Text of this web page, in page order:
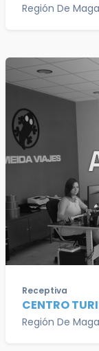
Región De
Receptiva
CENTRO
Región De